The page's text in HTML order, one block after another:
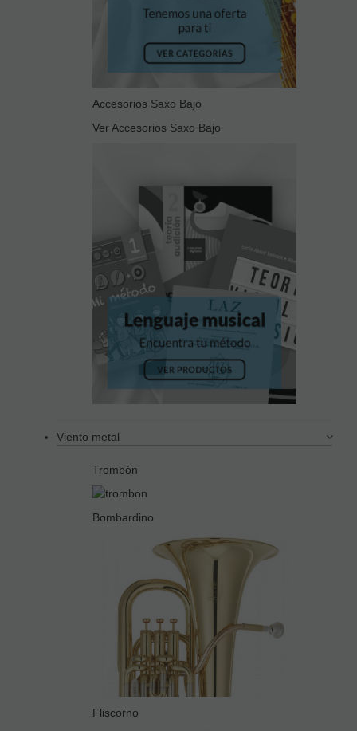
Accesorios Saxo Bajo
Ver Accesorios Saxo Bajo
Viento metal
Trombón
Bombardino
Fliscorno